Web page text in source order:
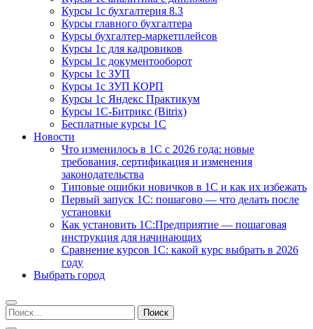
Курсы 1с бухгалтерия 8.3
Курсы главного бухгалтера
Курсы бухгалтер-маркетплейсов
Курсы 1с для кадровиков
Курсы 1с документооборот
Курсы 1с ЗУП
Курсы 1с ЗУП КОРП
Курсы 1с Яндекс Практикум
Курсы 1С-Битрикс (Bitrix)
Бесплатные курсы 1С
Новости
Что изменилось в 1С с 2026 года: новые
требования, сертификация и изменения
законодательства
Типовые ошибки новичков в 1С и как их избежать
Первый запуск 1С: пошагово — что делать после
установки
Как установить 1С:Предприятие — пошаговая
инструкция для начинающих
Сравнение курсов 1С: какой курс выбрать в 2026
году
Выбрать город
Найти: